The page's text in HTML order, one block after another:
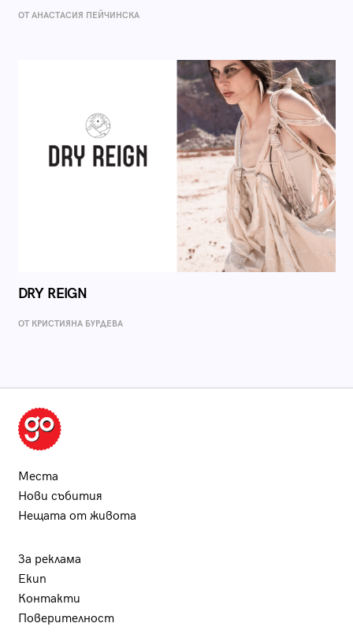
ОТ AНАСТАСИЯ ПЕЙЧИНСКА
DRY REIGN
ОТ КРИСТИЯНА БУРДЕВА
Места
Нови събития
Нещата от живота
За реклама
Екип
Контакти
Поверителност